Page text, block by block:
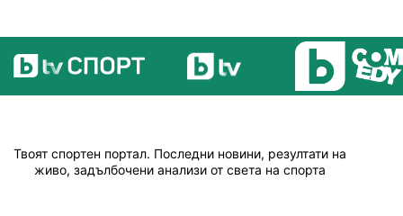
Твоят спортен портал. Последни новини, резултати на
живо, задълбочени анализи от света на спорта